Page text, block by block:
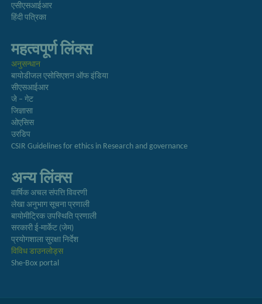
एसीएसआईआर
हिंदी पत्रिका
महत्वपूर्ण लिंक्स
अनुसन्धान
बायोडीजल एसोसिएशन ऑफ इंडिया
सीएसआईआर
जे – गेट
जिज्ञासा
ओएसिस
उरडिप
CSIR Guidelines for ethics in Research and governance
अन्य लिंक्स
वार्षिक अचल संपत्ति विवरणी
लेखा अनुभाग सूचना प्रणाली
बायोमीट्रिक उपस्थिति प्रणाली
सरकारी ई-मार्केट (जेम)
प्रयोगशाला सुरक्षा निर्देश
विविध डाउनलोड्स
She-Box portal